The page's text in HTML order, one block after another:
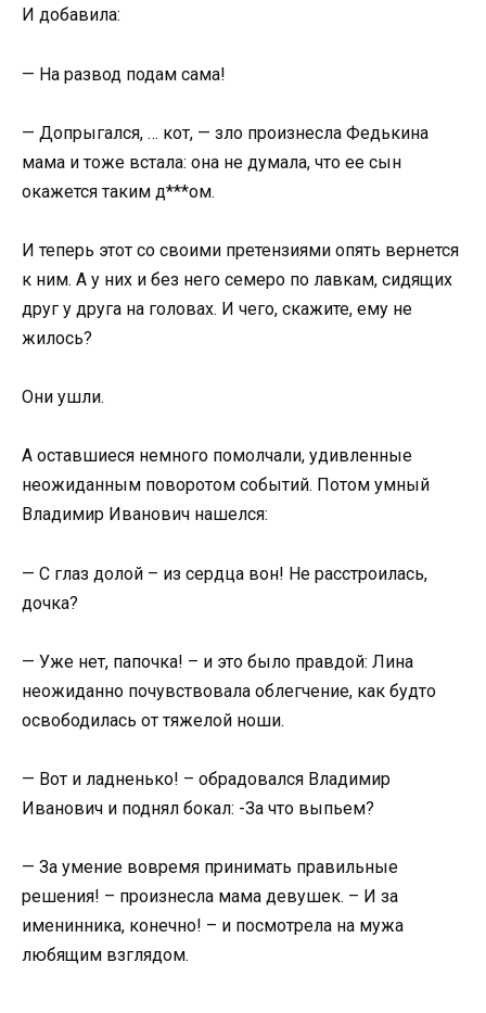
И добавила:
— На развод подам сама!
— Допрыгался, … кот, — зло произнесла Федькина
мама и тоже встала: она не думала, что ее сын
окажется таким д***ом.
И теперь этот со своими претензиями опять вернется
к ним. А у них и без него семеро по лавкам, сидящих
друг у друга на головах. И чего, скажите, ему не
жилось?
Они ушли.
А оставшиеся немного помолчали, удивленные
неожиданным поворотом событий. Потом умный
Владимир Иванович нашелся:
— С глаз долой – из сердца вон! Не расстроилась,
дочка?
— Уже нет, папочка! – и это было правдой: Лина
неожиданно почувствовала облегчение, как будто
освободилась от тяжелой ноши.
— Вот и ладненько! – обрадовался Владимир
Иванович и поднял бокал: -За что выпьем?
— За умение вовремя принимать правильные
решения! – произнесла мама девушек. – И за
именинника, конечно! – и посмотрела на мужа
любящим взглядом.